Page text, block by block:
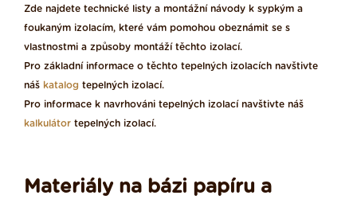
Zde najdete technické listy a montážní návody k sypkým a
foukaným izolacím, které vám pomohou obeznámit se s
vlastnostmi a způsoby montáží těchto izolací.
Pro základní informace o těchto tepelných izolacích navštivte
náš katalog tepelných izolací.
Pro informace k navrhováni tepelných izolací navštivte náš
kalkulátor tepelných izolací.
Materiály na bázi papíru a